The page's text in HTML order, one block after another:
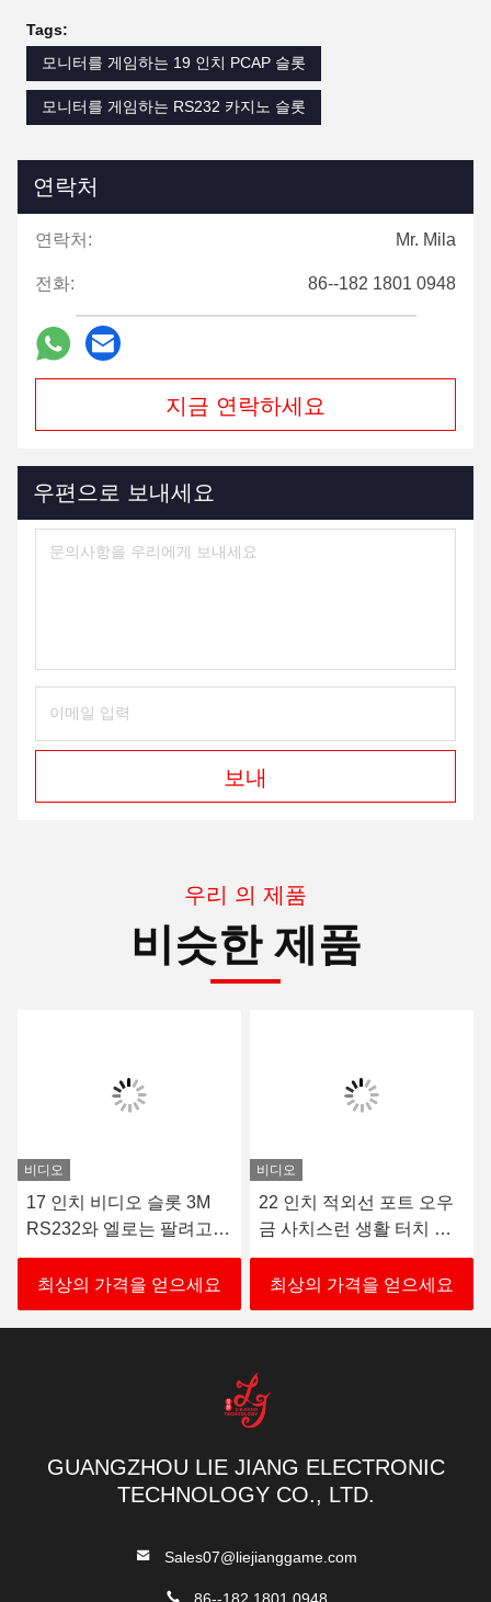
Tags:
모니터를 게임하는 19 인치 PCAP 슬롯
모니터를 게임하는 RS232 카지노 슬롯
연락처
연락처: Mr. Mila
전화: 86--182 1801 0948
지금 연락하세요
우편으로 보내세요
보내
우리 의 제품
비슷한 제품
슬롯 3M
팔려고
기계장치를
니터에 손을
얻으세요
22 인치 적외선 포트 오우
금 사치스런 생활 터치 스
크린
최상의 가격을 얻으세요
POG ㅋㅋㅋ 기
트 게임기를 위
이트와 23.6 인
치 스크린
최상의 가격을
GUANGZHOU LIE JIANG ELECTRONIC
TECHNOLOGY CO., LTD.
Sales07@liejianggame.com